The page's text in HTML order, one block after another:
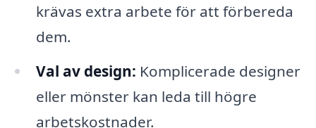
krävas extra arbete för att förbereda
dem.
Val av design: Komplicerade designer
eller mönster kan leda till högre
arbetskostnader.